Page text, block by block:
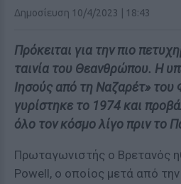
Δημοσίευση 10/4/2023 | 18:43
Πρόκειται για την πιο
ταινία του Θεανθρώπου. Η
Ιησούς από τη Ναζαρέτ» του
γυρίστηκε το 1974 και
όλο τον κόσμο λίγο πριν το
Πρωταγωνιστής ο Βρετανός
Powell, ο οποίος μετά από